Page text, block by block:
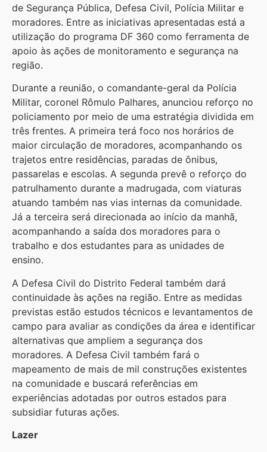
de Segurança Pública, Defesa Civil, Polícia Militar e
moradores. Entre as iniciativas apresentadas está a
utilização do programa DF 360 como ferramenta de
apoio às ações de monitoramento e segurança na
região.
Durante a reunião, o comandante-geral da Polícia
Militar, coronel Rômulo Palhares, anunciou reforço no
policiamento por meio de uma estratégia dividida em
três frentes. A primeira terá foco nos horários de
maior circulação de moradores, acompanhando os
trajetos entre residências, paradas de ônibus,
passarelas e escolas. A segunda prevê o reforço do
patrulhamento durante a madrugada, com viaturas
atuando também nas vias internas da comunidade.
Já a terceira será direcionada ao início da manhã,
acompanhando a saída dos moradores para o
trabalho e dos estudantes para as unidades de
ensino.
A Defesa Civil do Distrito Federal também dará
continuidade às ações na região. Entre as medidas
previstas estão estudos técnicos e levantamentos de
campo para avaliar as condições da área e identificar
alternativas que ampliem a segurança dos
moradores. A Defesa Civil também fará o
mapeamento de mais de mil construções existentes
na comunidade e buscará referências em
experiências adotadas por outros estados para
subsidiar futuras ações.
Lazer